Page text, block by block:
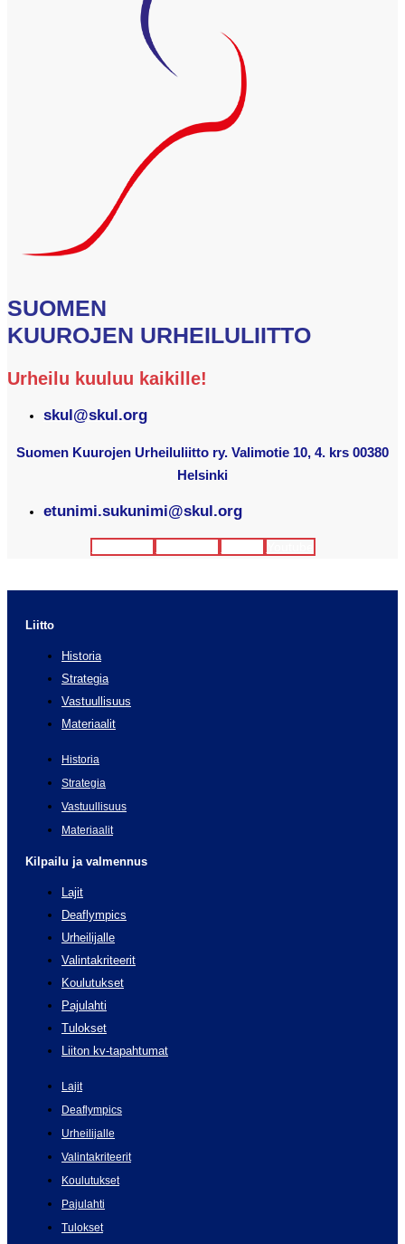
SUOMEN
KUUROJEN URHEILULIITTO
Urheilu kuuluu kaikille!
skul@skul.org
Suomen Kuurojen Urheiluliitto ry. Valimotie 10, 4. krs 00380
Helsinki
etunimi.sukunimi@skul.org
Liitto
Historia
Strategia
Vastuullisuus
Materiaalit
Historia
Strategia
Vastuullisuus
Materiaalit
Kilpailu ja valmennus
Lajit
Deaflympics
Urheilijalle
Valintakriteerit
Koulutukset
Pajulahti
Tulokset
Liiton kv-tapahtumat
Lajit
Deaflympics
Urheilijalle
Valintakriteerit
Koulutukset
Pajulahti
Tulokset